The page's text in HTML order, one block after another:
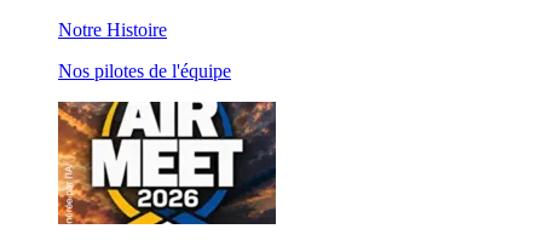
Notre Histoire
Nos pilotes de l'équipe